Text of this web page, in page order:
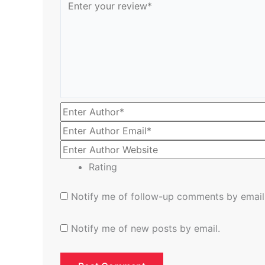
Rating
Notify me of follow-up comments by
Notify me of new posts by email.